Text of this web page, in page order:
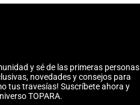
y sé de las primeras personas
novedades y consejos para
tus travesías! Suscríbete ahora y
TOPARA.